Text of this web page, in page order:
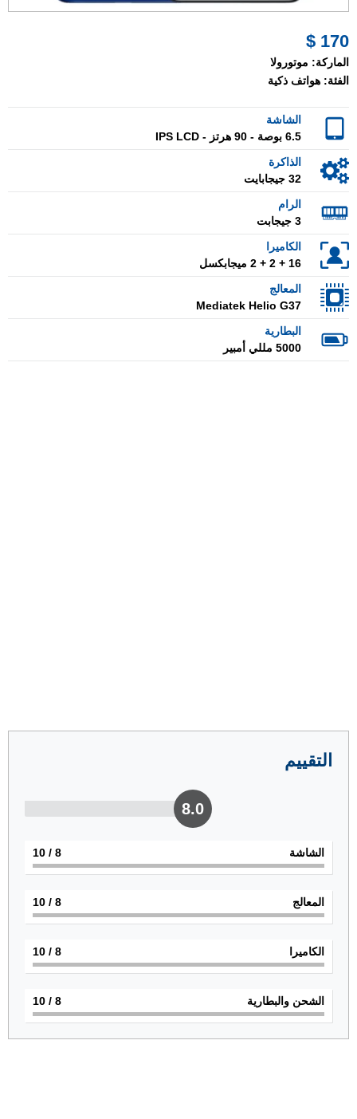
170 $
الماركة: موتورولا
الفئة: هواتف ذكية
الشاشة
6.5 بوصة - 90 هرتز - IPS LCD
الذاكرة
32 جيجابايت
الرام
3 جيجابت
الكاميرا
16 + 2 + 2 ميجابكسل
المعالج
Mediatek Helio G37
البطارية
5000 مللي أمبير
التقييم
8.0
الشاشة 8
/ 10
المعالج 8
/ 10
الكاميرا 8
/ 10
الشحن والبطارية 8
/ 10